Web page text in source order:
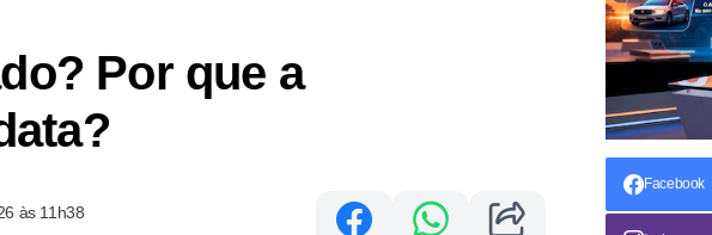
Por que a
às 11h38
Facebook